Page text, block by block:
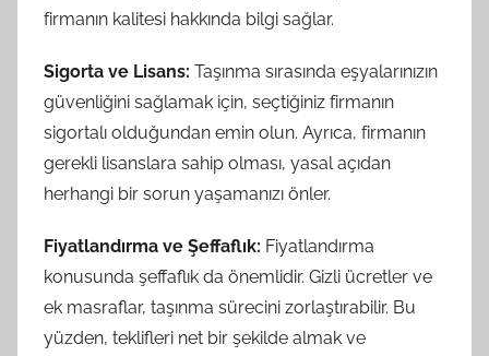
firmanın kalitesi hakkında bilgi sağlar.
Sigorta ve Lisans: Taşınma sırasında eşyalarınızın
güvenliğini sağlamak için, seçtiğiniz firmanın
sigortalı olduğundan emin olun. Ayrıca, firmanın
gerekli lisanslara sahip olması, yasal açıdan
herhangi bir sorun yaşamanızı önler.
Fiyatlandırma ve Şeffaflık: Fiyatlandırma
konusunda şeffaflık da önemlidir. Gizli ücretler ve
ek masraflar, taşınma sürecini zorlaştırabilir. Bu
yüzden, teklifleri net bir şekilde almak ve